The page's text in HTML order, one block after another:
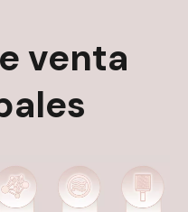
venta